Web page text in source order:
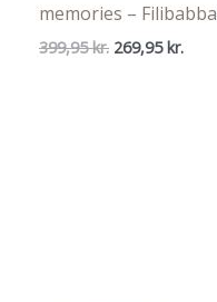
memories – Filibabba
399,95kr. Den
269,95 kr.Den